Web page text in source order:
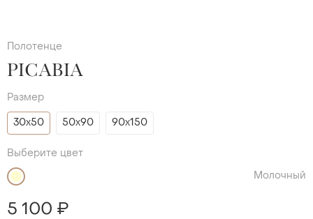
Полотенце
PICABIA
Размер
30х50 50х90 90х150
Выберите цвет
Молочный
5 100 ₽